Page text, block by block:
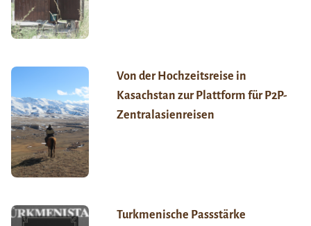
Von der Hochzeitsreise in
Kasachstan zur Plattform für P2P-
Zentralasienreisen
Turkmenische Passstärke